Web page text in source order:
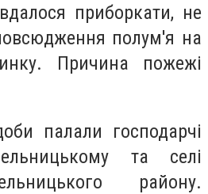
приборкати, не
полум'я на
Причина пожежі
палали господарчі
та селі
району.